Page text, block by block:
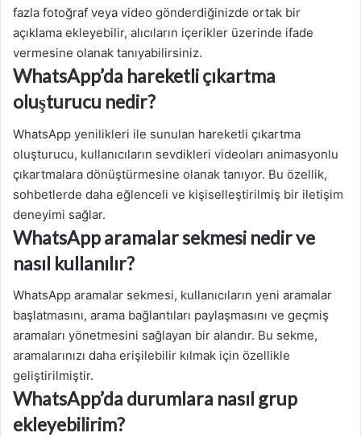
fazla fotoğraf veya video gönderdiğinizde ortak bir
açıklama ekleyebilir, alıcıların içerikler üzerinde ifade
vermesine olanak tanıyabilirsiniz.
WhatsApp’da hareketli çıkartma
oluşturucu nedir?
WhatsApp yenilikleri ile sunulan hareketli çıkartma
oluşturucu, kullanıcıların sevdikleri videoları animasyonlu
çıkartmalara dönüştürmesine olanak tanıyor. Bu özellik,
sohbetlerde daha eğlenceli ve kişiselleştirilmiş bir iletişim
deneyimi sağlar.
WhatsApp aramalar sekmesi nedir ve
nasıl kullanılır?
WhatsApp aramalar sekmesi, kullanıcıların yeni aramalar
başlatmasını, arama bağlantıları paylaşmasını ve geçmiş
aramaları yönetmesini sağlayan bir alandır. Bu sekme,
aramalarınızı daha erişilebilir kılmak için özellikle
geliştirilmiştir.
WhatsApp’da durumlara nasıl grup
ekleyebilirim?